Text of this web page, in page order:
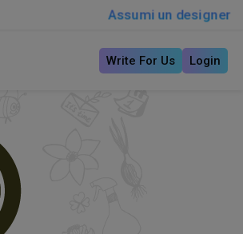
Assumi un designer
Write For Us Login